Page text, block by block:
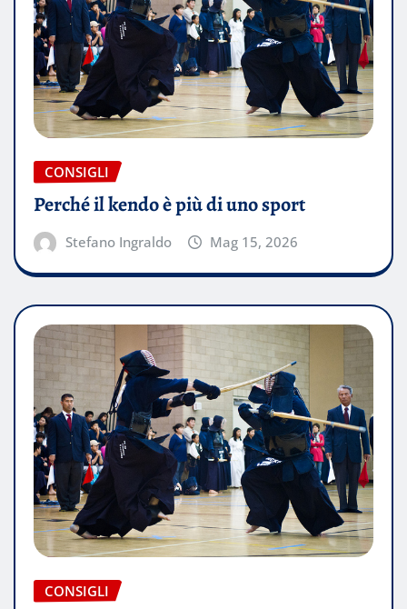
CONSIGLI
Perché il kendo è più di uno sport
Stefano Ingraldo Mag 15, 2026
CONSIGLI